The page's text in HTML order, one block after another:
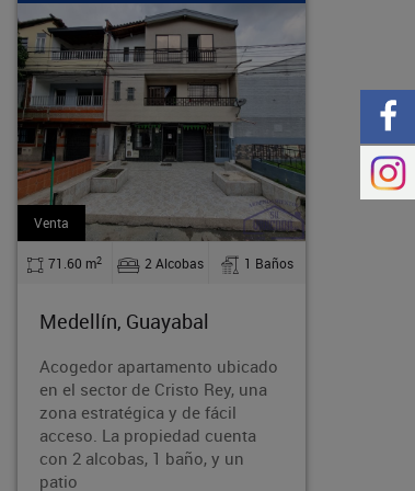
Arriendo
110 m 2 4 Alcobas 2 Baños
Medellín, Guayabal
Alquila esta cómoda y
espaciosa casa en el acogedor
barrio Rodeo Norte de Medellín.
Con 110 m², 4 dormitorios,
parqueadero y acceso a
transporte públi